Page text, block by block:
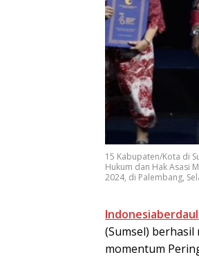
15 Kabupaten/Kota di
Hukum dan Hak Asasi
2024, di Palembang,
(Sumѕеl)
momentum